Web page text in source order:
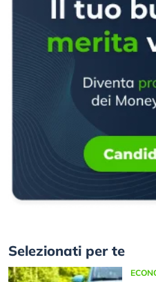
Selezionati per te